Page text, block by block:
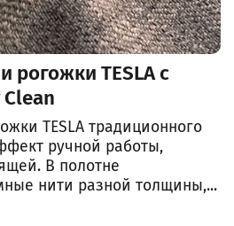
рогожки TESLA с
TESLA традиционного
ручной работы,
В полотне
нити разной толщины,...